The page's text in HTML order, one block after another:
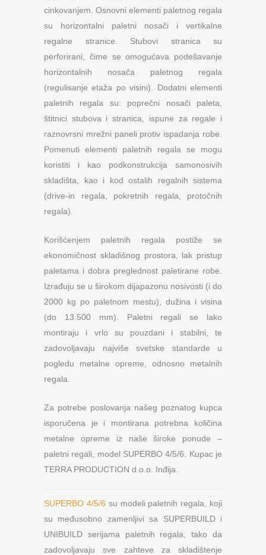
cinkovanjem. Osnovni elementi paletnog regala
su horizontalni paletni nosači i vertikalne
regalne stranice. Stubovi stranica su
perforirani, čime se omogućava podešavanje
horizontalnih nosača paletnog regala
(regulisanje etaža po visini). Dodatni elementi
paletnih regala su: poprečni nosači paleta,
štitnici stubova i stranica, ispune za regale i
raznovrsni mrežni paneli protiv ispadanja robe.
Pomenuti elementi paletnih regala se mogu
koristiti i kao podkonstrukcija samonosivih
skladišta, kao i kod ostalih regalnih sistema
(drive-in regala, pokretnih regala, protočnih
regala).
Korišćenjem paletnih regala postiže se
ekonomičnost skladišnog prostora, lak pristup
paletama i dobra preglednost paletirane robe.
Izrađuju se u širokom dijapazonu nosivosti (i do
2000 kg po paletnom mestu), dužina i visina
(do 13.500 mm). Paletni regali se lako
montiraju i vrlo su pouzdani i stabilni, te
zadovoljavaju najviše svetske standarde u
pogledu metalne opreme, odnosno metalnih
regala.
Za potrebe poslovanja našeg poznatog kupca
isporučena je i montirana potrebna količina
metalne opreme iz naše široke ponude –
paletni regali, model SUPERBO 4/5/6. Kupac je
TERRA PRODUCTION d.o.o. Inđija.
SUPERBO 4/5/6 su modeli paletnih regala, koji
su međusobno zamenljivi sa SUPERBUILD i
UNIBUILD serijama paletnih regala, tako da
zadovoljavaju sve zahteve za skladištenje